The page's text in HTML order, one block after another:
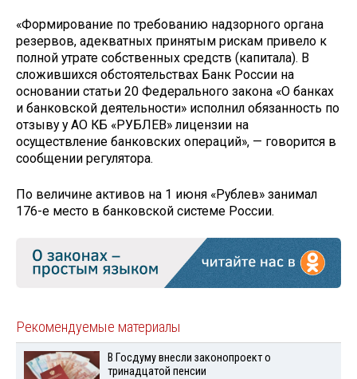
«Формирование по требованию надзорного органа
резервов, адекватных принятым рискам привело к
полной утрате собственных средств (капитала). В
сложившихся обстоятельствах Банк России на
основании статьи 20 Федерального закона «О банках
и банковской деятельности» исполнил обязанность по
отзыву у АО КБ «РУБЛЕВ» лицензии на
осуществление банковских операций», — говорится в
сообщении регулятора.
По величине активов на 1 июня «Рублев» занимал
176-е место в банковской системе России.
Рекомендуемые материалы
В Госдуму внесли законопроект о
тринадцатой пенсии